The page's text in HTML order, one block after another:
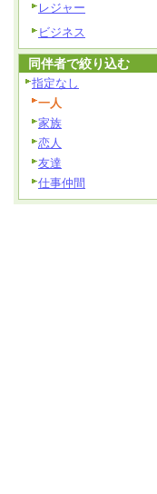
レジャー
ビジネス
同伴者で絞り込む
指定なし
一人
家族
恋人
友達
仕事仲間